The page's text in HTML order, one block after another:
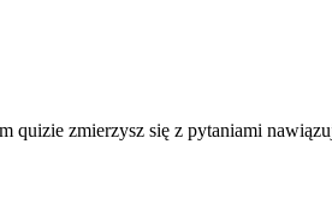
quizie zmierzysz się z pytaniami